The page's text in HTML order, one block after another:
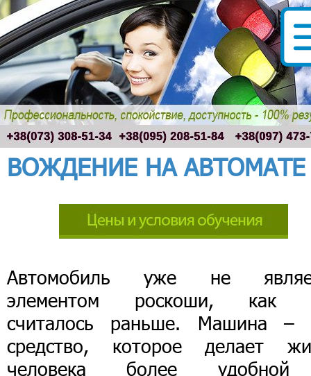
ВОЖДЕНИЕ НА АВТОМАТЕ
Автомобиль уже не
элементом роскоши, как
считалось раньше. Машина –
средство, которое делает
человека более